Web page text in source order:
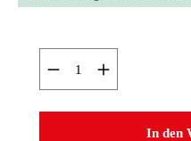
Produkt Anzahl: Gib
In den